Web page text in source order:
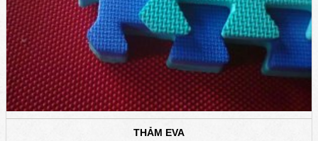
THẢM EVA